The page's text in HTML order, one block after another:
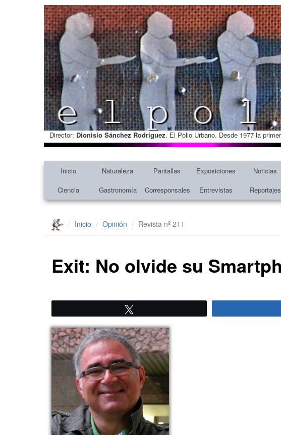
Director: Dionisio Sánchez Rodríguez. El Pollo Urbano. Desde 1977 la
Inicio Naturaleza Pantallas Exposiciones Noticias
Ciencia
Gastronomía Corresponsales Entrevistas Reportajes
Inicio Opinión Revista nº 211
Exit: No olvide su